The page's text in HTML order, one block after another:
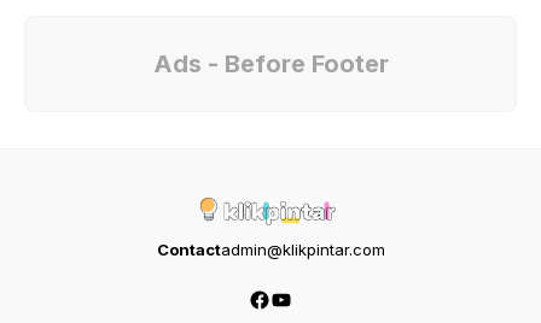
Ads - Before Footer
Contactadmin@klikpintar.com
Facebook
YouTube